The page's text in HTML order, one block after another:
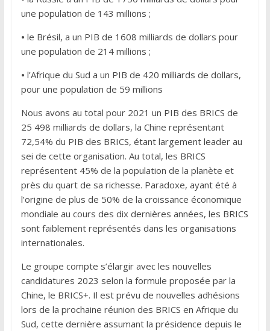
une population de 143 millions ;
• le Brésil, a un PIB de 1608 milliards de dollars pour
une population de 214 millions ;
• l’Afrique du Sud a un PIB de 420 milliards de dollars,
pour une population de 59 millions
Nous avons au total pour 2021 un PIB des BRICS de
25 498 milliards de dollars, la Chine représentant
72,54% du PIB des BRICS, étant largement leader au
sei de cette organisation. Au total, les BRICS
représentent 45% de la population de la planète et
près du quart de sa richesse. Paradoxe, ayant été à
l’origine de plus de 50% de la croissance économique
mondiale au cours des dix dernières années, les BRICS
sont faiblement représentés dans les organisations
internationales.
Le groupe compte s’élargir avec les nouvelles
candidatures 2023 selon la formule proposée par la
Chine, le BRICS+. Il est prévu de nouvelles adhésions
lors de la prochaine réunion des BRICS en Afrique du
Sud, cette dernière assumant la présidence depuis le